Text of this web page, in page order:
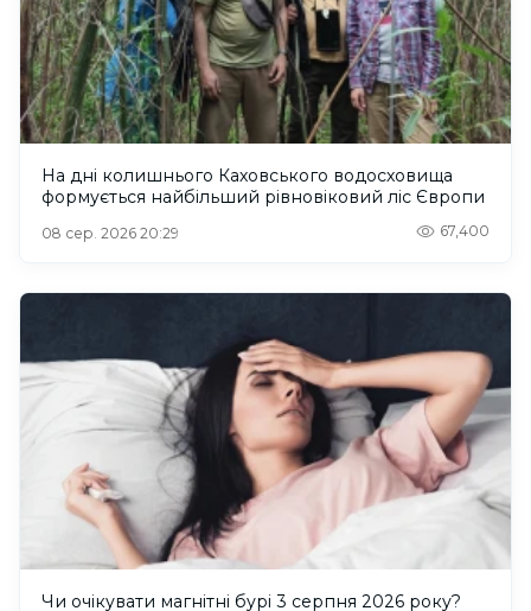
На дні колишнього Каховського водосховища
формується найбільший рівновіковий ліс Європи
08 сер. 2026 20:29 67,400
Чи очікувати магнітні бурі 3 серпня 2026 року?